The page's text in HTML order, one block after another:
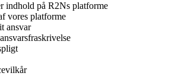
indhold på R2Ns platforme
vores platforme
ansvar